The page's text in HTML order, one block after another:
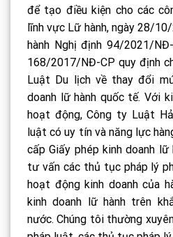
để tạo điều kiện cho các
lĩnh vực Lữ hành, ngày 28/
hành Nghị định 94/2021/
168/2017/NĐ-CP quy định
Luật Du lịch về thay đổi
doanh lữ hành quốc tế. Với
hoạt động, Công ty Luật
luật có uy tín và năng lực
cấp Giấy phép kinh doanh
tư vấn các thủ tục pháp lý
hoạt động kinh doanh của
kinh doanh lữ hành trên
nước. Chúng tôi thường